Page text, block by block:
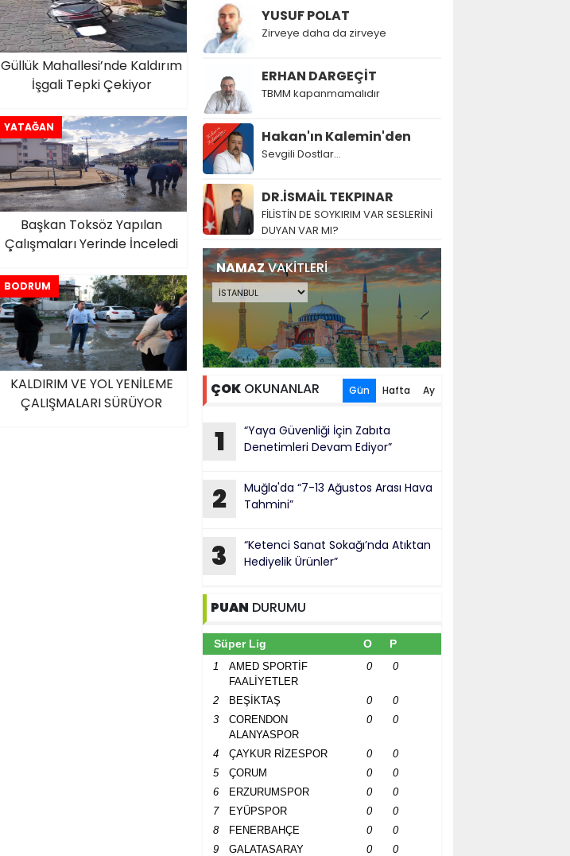
Güllük Mahallesi’nde Kaldırım
İşgali Tepki Çekiyor
YATAĞAN
Başkan Toksöz Yapılan
Çalışmaları Yerinde İnceledi
BODRUM
KALDIRIM VE YOL YENİLEME
ÇALIŞMALARI SÜRÜYOR
YUSUF POLAT
Zirveye daha da zirveye
ERHAN DARGEÇİT
TBMM kapanmamalıdır
Hakan'ın Kalemin'den
Sevgili Dostlar...
DR.İSMAİL TEKPINAR
FİLİSTİN DE SOYKIRIM VAR SESLERİNİ
DUYAN VAR MI?
NAMAZVAKİTLERİ
ÇOK OKUNANLAR Gün Hafta Ay
1
“Yaya Güvenliği İçin Zabıta
Denetimleri Devam Ediyor”
2
Muğla'da “7-13 Ağustos Arası Hava
Tahmini”
3
“Ketenci Sanat Sokağı’nda Atıktan
Hediyelik Ürünler”
PUAN DURUMU
Süper Lig O P
1
AMED SPORTİF
FAALİYETLER
0 0
2 BEŞİKTAŞ 0
0
3
CORENDON
ALANYASPOR
0 0
4 ÇAYKUR RİZESPOR 0
0
5
ÇORUM 0
0
6
ERZURUMSPOR 0
0
7
EYÜPSPOR 0
0
8
FENERBAHÇE 0
0
9
GALATASARAY 0
0